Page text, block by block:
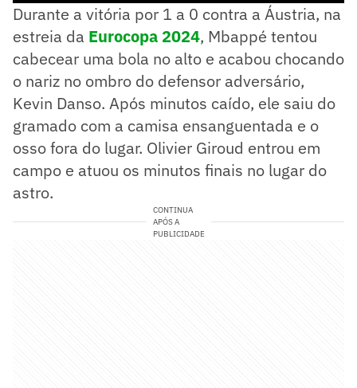
Durante a vitória por 1 a 0 contra a Áustria, na
estreia da Eurocopa 2024, Mbappé tentou
cabecear uma bola no alto e acabou chocando
o nariz no ombro do defensor adversário,
Kevin Danso. Após minutos caído, ele saiu do
gramado com a camisa ensanguentada e o
osso fora do lugar. Olivier Giroud entrou em
campo e atuou os minutos finais no lugar do
astro.
CONTINUA
APÓS A
PUBLICIDADE